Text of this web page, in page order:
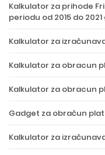
Kalkulator za prihode
periodu od 2015 do
Kalkulator za
Kalkulator za obracun
Kalkulator za obracun
Gadget za obračun
Kalkulator za